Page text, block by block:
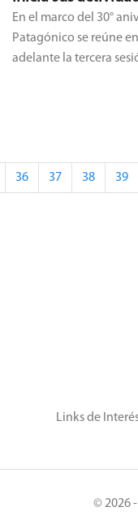
En el marco del 30°
Patagónico se reúne
adelante la tercera
36 37 38 39
Links de
© 2026